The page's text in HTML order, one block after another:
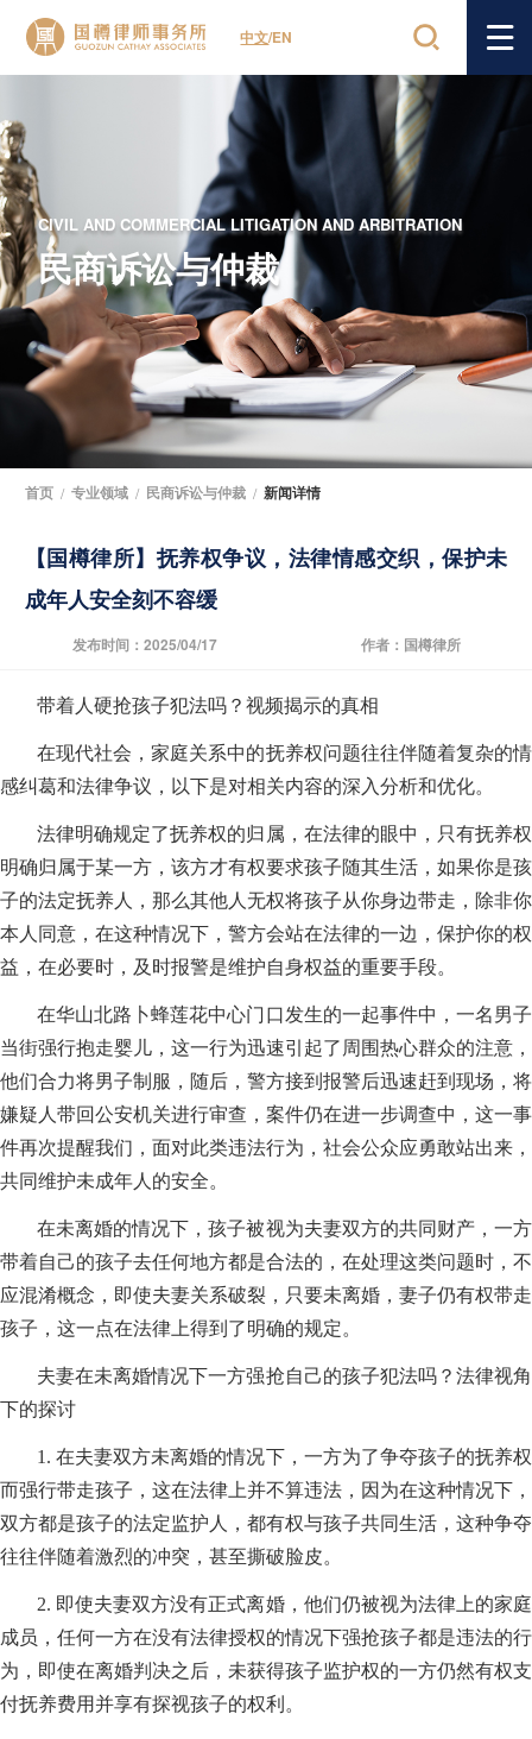
中文/EN
CIVIL AND COMMERCIAL LITIGATION AND ARBITRATION
民商诉讼与仲裁
首页 / 专业领域 / 民商诉讼与仲裁 / 新闻详情
【国樽律所】抚养权争议，法律情感交织，保护未
成年人安全刻不容缓
发布时间：2025/04/17 作者：国樽律所
带着人硬抢孩子犯法吗？视频揭示的真相
在现代社会，家庭关系中的抚养权问题往往伴随着复杂的情
感纠葛和法律争议，以下是对相关内容的深入分析和优化。
法律明确规定了抚养权的归属，在法律的眼中，只有抚养权
明确归属于某一方，该方才有权要求孩子随其生活，如果你是孩
子的法定抚养人，那么其他人无权将孩子从你身边带走，除非你
本人同意，在这种情况下，警方会站在法律的一边，保护你的权
益，在必要时，及时报警是维护自身权益的重要手段。
在华山北路卜蜂莲花中心门口发生的一起事件中，一名男子
当街强行抱走婴儿，这一行为迅速引起了周围热心群众的注意，
他们合力将男子制服，随后，警方接到报警后迅速赶到现场，将
嫌疑人带回公安机关进行审查，案件仍在进一步调查中，这一事
件再次提醒我们，面对此类违法行为，社会公众应勇敢站出来，
共同维护未成年人的安全。
在未离婚的情况下，孩子被视为夫妻双方的共同财产，一方
带着自己的孩子去任何地方都是合法的，在处理这类问题时，不
应混淆概念，即使夫妻关系破裂，只要未离婚，妻子仍有权带走
孩子，这一点在法律上得到了明确的规定。
夫妻在未离婚情况下一方强抢自己的孩子犯法吗？法律视角
下的探讨
1. 在夫妻双方未离婚的情况下，一方为了争夺孩子的抚养权
而强行带走孩子，这在法律上并不算违法，因为在这种情况下，
双方都是孩子的法定监护人，都有权与孩子共同生活，这种争夺
往往伴随着激烈的冲突，甚至撕破脸皮。
2. 即使夫妻双方没有正式离婚，他们仍被视为法律上的家庭
成员，任何一方在没有法律授权的情况下强抢孩子都是违法的行
为，即使在离婚判决之后，未获得孩子监护权的一方仍然有权支
付抚养费用并享有探视孩子的权利。